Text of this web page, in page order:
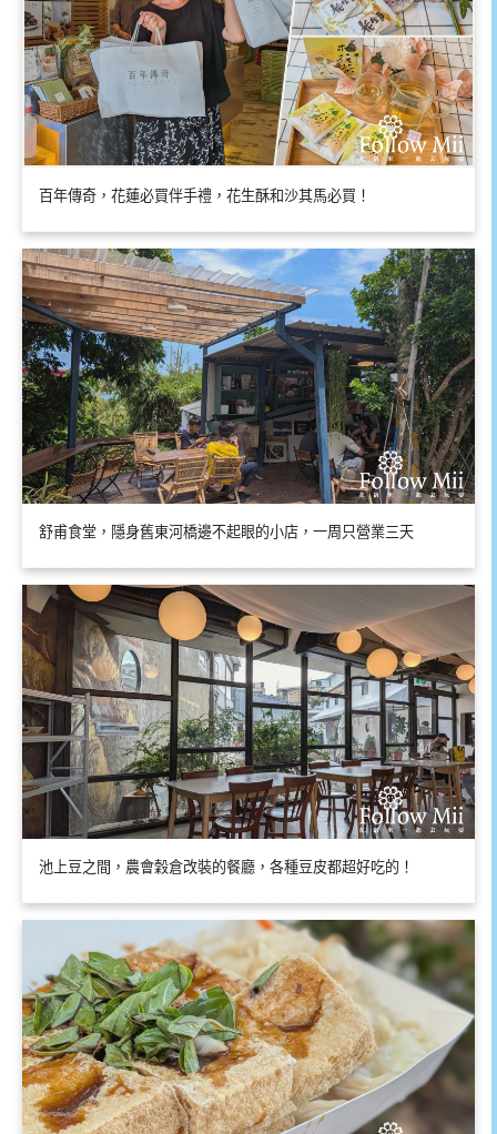
百年傳奇，花蓮必買伴手禮，花生酥和沙其馬必買！
舒甫食堂，隱身舊東河橋邊不起眼的小店，一周只營業三天
池上豆之間，農會穀倉改裝的餐廳，各種豆皮都超好吃的！